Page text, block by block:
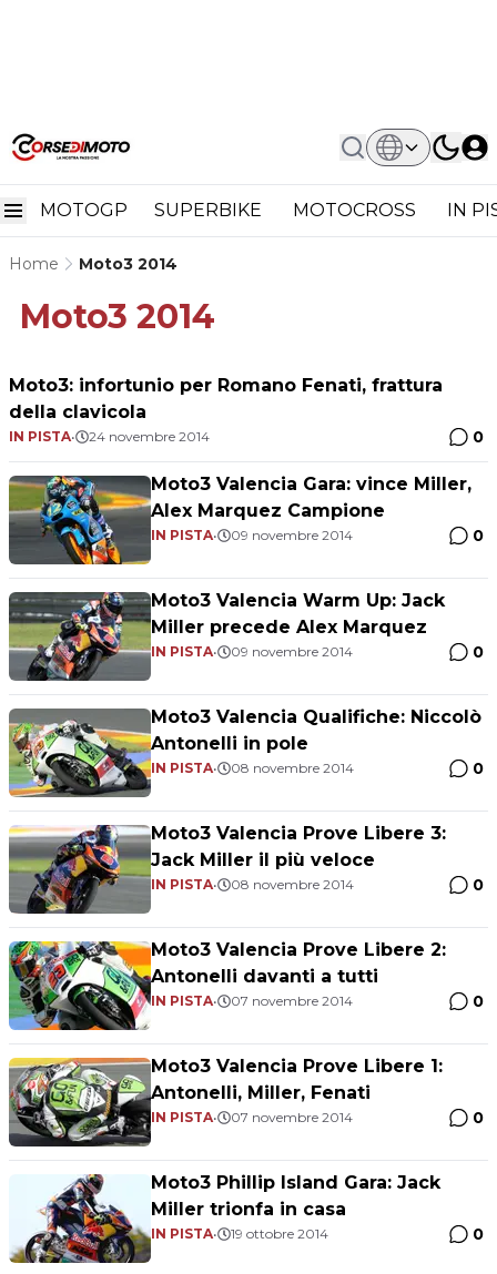
MOTOGP SUPERBIKE MOTOCROSS IN
Home Moto3 2014
Moto3 2014
Moto3: infortunio per Romano Fenati, frattura
della clavicola
IN PISTA• 24 novembre 2014 0
Moto3 Valencia Gara: vince Miller,
Alex Marquez Campione
IN PISTA• 09 novembre 2014 0
Moto3 Valencia Warm Up: Jack
Miller precede Alex Marquez
IN PISTA• 09 novembre 2014 0
Moto3 Valencia Qualifiche: Niccolò
Antonelli in pole
IN PISTA• 08 novembre 2014 0
Moto3 Valencia Prove Libere 3:
Jack Miller il più veloce
IN PISTA• 08 novembre 2014 0
Moto3 Valencia Prove Libere 2:
Antonelli davanti a tutti
IN PISTA• 07 novembre 2014 0
Moto3 Valencia Prove Libere 1:
Antonelli, Miller, Fenati
IN PISTA• 07 novembre 2014 0
Moto3 Phillip Island Gara: Jack
Miller trionfa in casa
IN PISTA• 19 ottobre 2014 0